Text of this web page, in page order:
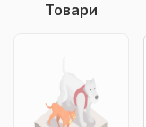
Товари